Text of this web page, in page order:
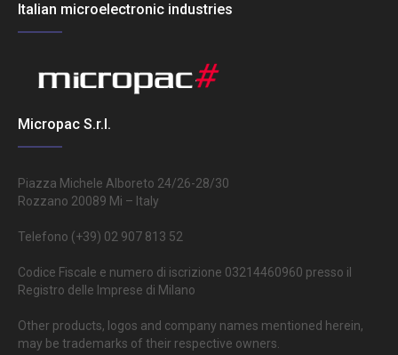
Italian microelectronic industries
Micropac S.r.l.
Piazza Michele Alboreto 24/26-28/30
Rozzano 20089 Mi – Italy
Telefono (+39) 02 907 813 52
Codice Fiscale e numero di iscrizione 03214460960 presso il
Registro delle Imprese di Milano
Other products, logos and company names mentioned herein,
may be trademarks of their respective owners.